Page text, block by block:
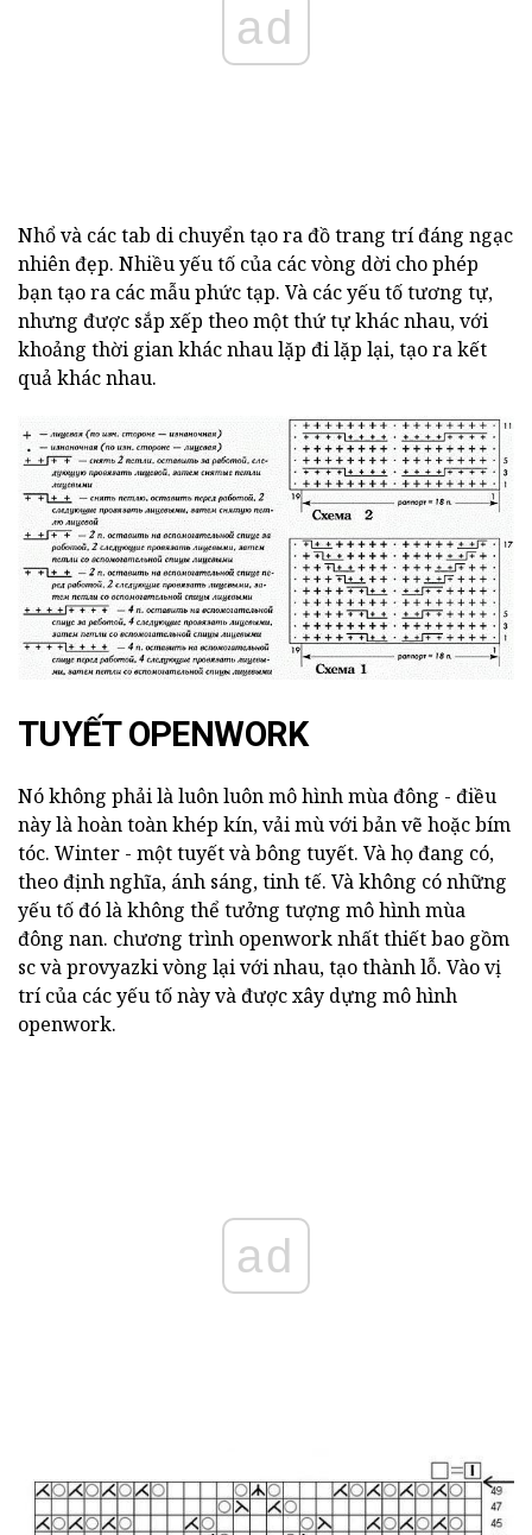
ad
Nhổ và các tab di chuyển tạo ra đồ trang trí đáng ngạc
nhiên đẹp. Nhiều yếu tố của các vòng dời cho phép
bạn tạo ra các mẫu phức tạp. Và các yếu tố tương tự,
nhưng được sắp xếp theo một thứ tự khác nhau, với
khoảng thời gian khác nhau lặp đi lặp lại, tạo ra kết
quả khác nhau.
TUYẾT OPENWORK
Nó không phải là luôn luôn mô hình mùa đông - điều
này là hoàn toàn khép kín, vải mù với bản vẽ hoặc bím
tóc. Winter - một tuyết và bông tuyết. Và họ đang có,
theo định nghĩa, ánh sáng, tinh tế. Và không có những
yếu tố đó là không thể tưởng tượng mô hình mùa
đông nan. chương trình openwork nhất thiết bao gồm
sc và provyazki vòng lại với nhau, tạo thành lỗ. Vào vị
trí của các yếu tố này và được xây dựng mô hình
openwork.
ad